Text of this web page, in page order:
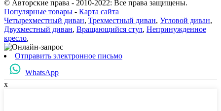
© Авторские права - 2010-2022: Все права защищены.
Популярные товары - Карта сайта
Четырехместный диван, Трехместный диван, Угловой диван,
Двухместный диван, Вращающийся стул, Непринужденное
кресло,
Отправить электронное письмо
WhatsApp
x